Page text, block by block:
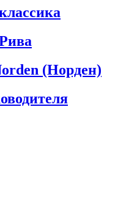
(Норден)